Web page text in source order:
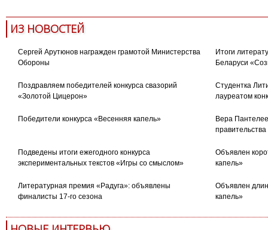
ИЗ НОВОСТЕЙ
Сергей Арутюнов награжден грамотой Министерства
Обороны
Итоги
Беларуси
Поздравляем победителей конкурса свазорий
«Золотой Цицерон»
Студентка
лауреатом
Победители конкурса «Весенняя капель»
Вера
Подведены итоги ежегодного конкурса
экспериментальных текстов «Игры со смыслом»
Объявлен
капель»
Литературная премия «Радуга»: объявлены
финалисты 17-го сезона
Объявлен
капель»